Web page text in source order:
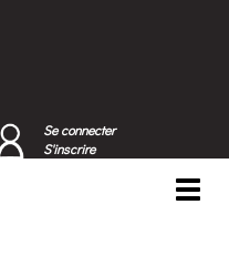
Se connecter
S'inscrire